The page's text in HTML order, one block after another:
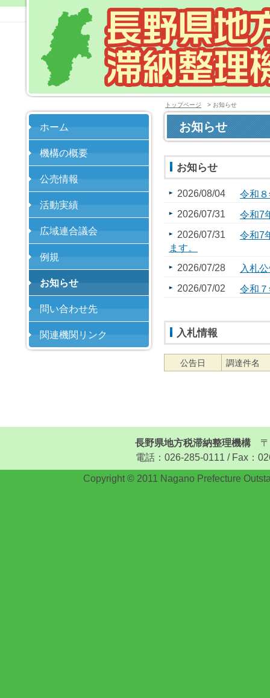
トップページ > お知らせ
お知らせ
お知らせ
2026/08/04
令和
2026/07/31
令和7
2026/07/31
令和7
ます。
2026/07/28
入札
2026/07/02
令和
入札情報
公告日 調達件名
ホーム
機構の概要
公売情報
活動実績
広域連合議会
例規
お知らせ
問い合わせ先
関連機関リンク
長野県地方税滞納整理機構 〒
電話：026-285-0111 / Fax：
Copyright © 2011 Nagano Prefecture